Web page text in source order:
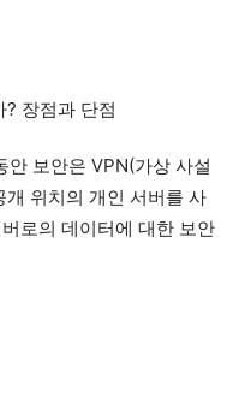
안 보안은 VPN(가상 사설
위치의 개인 서버를 사
로의 데이터에 대한 보안